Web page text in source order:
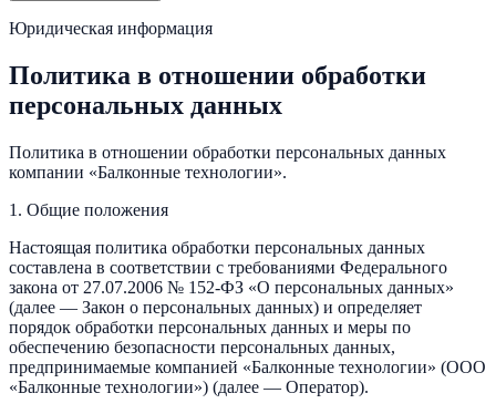
Юридическая информация
Политика в отношении обработки
персональных данных
Политика в отношении обработки персональных данных
компании «Балконные технологии».
1. Общие положения
Настоящая политика обработки персональных данных
составлена в соответствии с требованиями Федерального
закона от 27.07.2006 № 152-ФЗ «О персональных данных»
(далее — Закон о персональных данных) и определяет
порядок обработки персональных данных и меры по
обеспечению безопасности персональных данных,
предпринимаемые компанией «Балконные технологии» (ООО
«Балконные технологии») (далее — Оператор).